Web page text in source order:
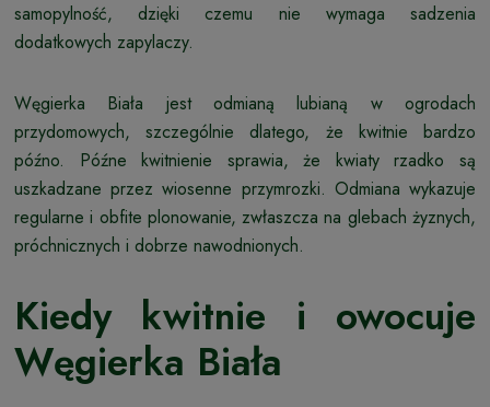
samopylność, dzięki czemu nie wymaga sadzenia
dodatkowych zapylaczy.
Węgierka Biała jest odmianą lubianą w ogrodach
przydomowych, szczególnie dlatego, że kwitnie bardzo
późno. Późne kwitnienie sprawia, że kwiaty rzadko są
uszkadzane przez wiosenne przymrozki. Odmiana wykazuje
regularne i obfite plonowanie, zwłaszcza na glebach żyznych,
próchnicznych i dobrze nawodnionych.
Kiedy kwitnie i owocuje
Węgierka Biała